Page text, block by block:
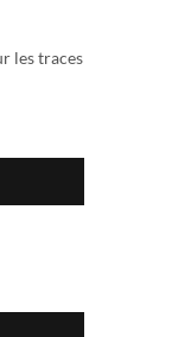
les traces